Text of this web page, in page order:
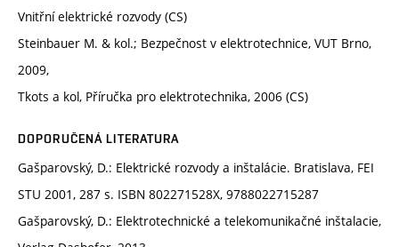
Vnitřní elektrické rozvody (CS)
Steinbauer M. & kol.; Bezpečnost v elektrotechnice, VUT Brno,
2009,
Tkots a kol, Příručka pro elektrotechnika, 2006 (CS)
DOPORUČENÁ LITERATURA
Gašparovský, D.: Elektrické rozvody a inštalácie. Bratislava, FEI
STU 2001, 287 s. ISBN 802271528X, 9788022715287
Gašparovský, D.: Elektrotechnické a telekomunikačné inštalacie,